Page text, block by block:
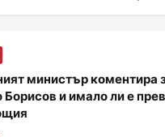
министър коментира
Борисов и имало ли е